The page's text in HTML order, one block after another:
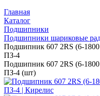
Главная
Каталог
Подшипники
Подшипники шариковые
Подшипник 607 2RS (6-
ПЗ-4
Подшипник 607 2RS (6-
ПЗ-4 (шт)